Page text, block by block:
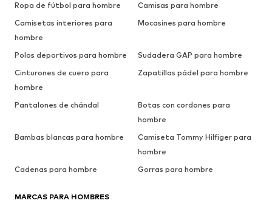
Ropa de fútbol para hombre
Camisas para hombre
Camisetas interiores para
hombre
Mocasines para hombre
Polos deportivos para hombre
Sudadera GAP para hombre
Cinturones de cuero para
hombre
Zapatillas pádel para hombre
Pantalones de chándal
Botas con cordones para
hombre
Bambas blancas para hombre
Camiseta Tommy Hilfiger para
hombre
Cadenas para hombre
Gorras para hombre
MARCAS PARA HOMBRES